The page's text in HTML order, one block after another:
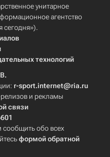
унитарное
агентство
технологий
r-sport.internet@ria.ru
и рекламы
связи
сообщить обо всех
формой обратной